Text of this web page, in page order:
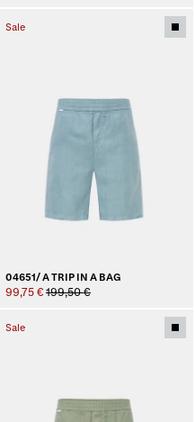
Sale
04651/ A TRIP IN A BAG
99,75 € 199,50 €
Sale